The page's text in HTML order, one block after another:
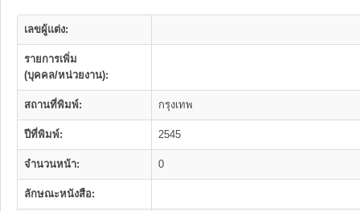
เลขผู้แต่ง:
รายการเพิ่ม
(บุคคล/หน่วยงาน):
สถานที่พิมพ์: กรุงเทพ
ปีที่พิมพ์: 2545
จำนวนหน้า: 0
ลักษณะหนังสือ: